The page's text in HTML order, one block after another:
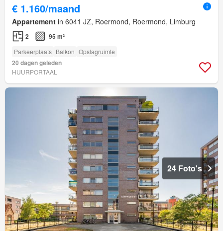
€ 1.160/maand
Appartement in 6041 JZ, Roermond, Roermond, Limburg
2 95 m²
Parkeerplaats Balkon Opslagruimte
20 dagen geleden
HUURPORTAAL
24 Foto's